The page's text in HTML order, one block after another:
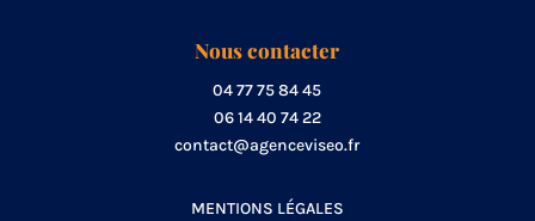
Nous contacter
04 77 75 84 45
06 14 40 74 22
contact@agenceviseo.fr
MENTIONS LÉGALES